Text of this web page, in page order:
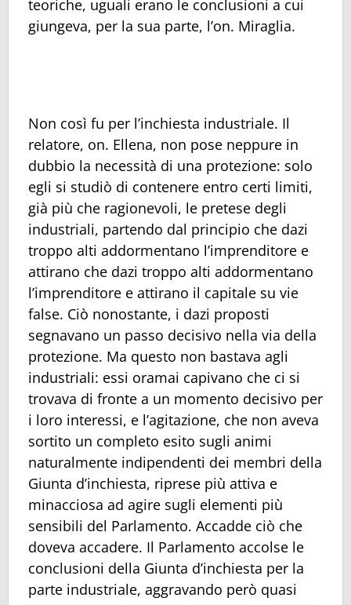
teoriche, uguali erano le conclusioni a cui
giungeva, per la sua parte, l’on. Miraglia.
Non così fu per l’inchiesta industriale. Il
relatore, on. Ellena, non pose neppure in
dubbio la necessità di una protezione: solo
egli si studiò di contenere entro certi limiti,
già più che ragionevoli, le pretese degli
industriali, partendo dal principio che dazi
troppo alti addormentano l’imprenditore e
attirano che dazi troppo alti addormentano
l’imprenditore e attirano il capitale su vie
false. Ciò nonostante, i dazi proposti
segnavano un passo decisivo nella via della
protezione. Ma questo non bastava agli
industriali: essi oramai capivano che ci si
trovava di fronte a un momento decisivo per
i loro interessi, e l’agitazione, che non aveva
sortito un completo esito sugli animi
naturalmente indipendenti dei membri della
Giunta d’inchiesta, riprese più attiva e
minacciosa ad agire sugli elementi più
sensibili del Parlamento. Accadde ciò che
doveva accadere. Il Parlamento accolse le
conclusioni della Giunta d’inchiesta per la
parte industriale, aggravando però quasi